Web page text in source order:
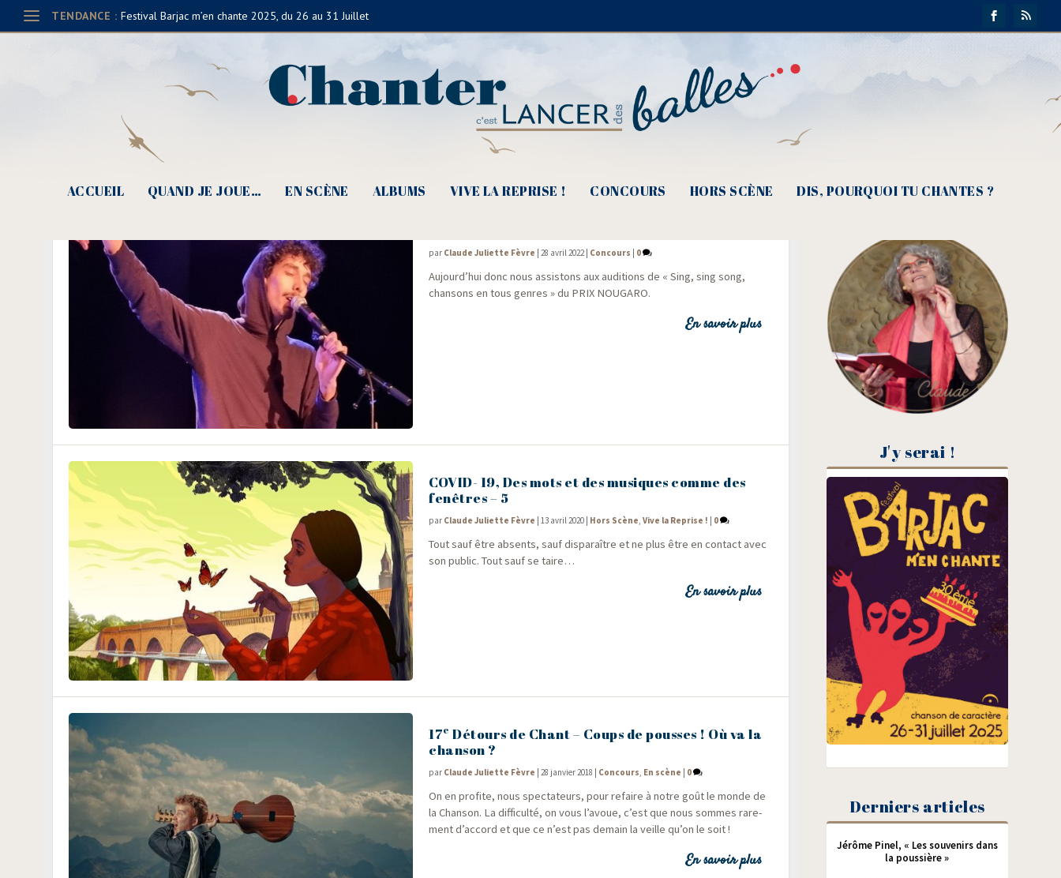
TENDANCE : Festival Barjac m’en chante 2025, du 26 au 31 Juillet
ACCUEIL QUAND JE JOUE… EN SCÈNE ALBUMS VIVE LA REPRISE ! CONCOURS HORS SCÈNE DIS, POURQUOI TU CHANTES ?
par Claude Juliette Fèvre |28 avril 2022| Concours 0
Aujourd’hui donc nous assis­tons aux audi­tions de « Sing, sing song,
chan­sons en tous genres » du PRIX NOUGARO.
En savoir plus
COVID- 19, Des mots et des musiques comme des
fenêtres – 5
par Claude Juliette Fèvre |13 avril 2020 Hors Scène,Vive la Reprise ! 0
Tout sauf être absents, sauf dis­pa­raître et ne plus être en contact avec
son public. Tout sauf se taire…
En savoir plus
17e Détours de Chant – Coups de pousses ! Où va la
chanson ?
par Claude Juliette Fèvre |28 janvier 2018 Concours, En scène 0
On en pro­fite, nous spec­ta­teurs, pour refaire à notre goût le monde de
la Chan­son. La dif­fi­cul­té, on vous l’avoue, c’est que nous sommes rare­
ment d’accord et que ce n’est pas demain la veille qu’on le soit !
En savoir plus
J'y serai !
Derniers articles
Jérôme Pinel, « Les souvenirs dans
la poussière »